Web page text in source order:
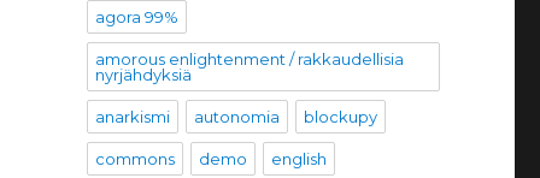
agora 99%
amorous enlightenment / rakkaudellisia
nyrjähdyksiä
anarkismi autonomia blockupy
commons demo english